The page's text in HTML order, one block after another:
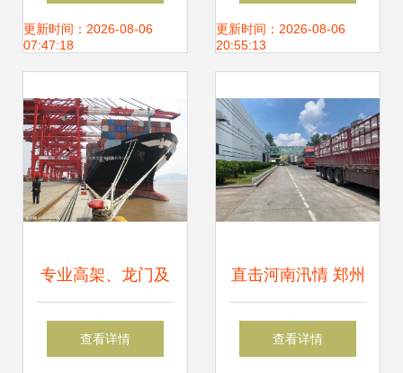
报关、运输与仓储
更新时间：2026-08-06
07:47:18
能、一体化的供应
更新时间：2026-08-06
20:55:13
专业高架、龙门及
码头吊车防腐服务
查看详情
直击河南汛情 郑州
放晴，两大食品巨
查看详情